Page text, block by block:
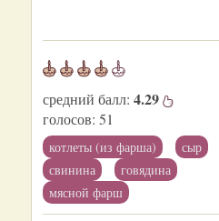
средний балл: 4.29
голосов: 51
котлеты (из фарша)
сыр
свинина
говядина
мясной фарш